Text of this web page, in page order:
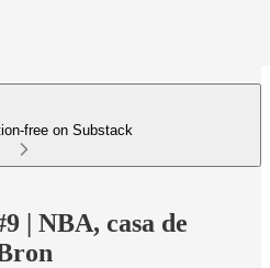
free on Substack
| NBA, casa de